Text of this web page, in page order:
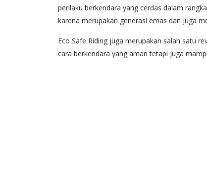
perilaku berkendara yang cerdas dalam
karena merupakan generasi emas dan juga
Eco Safe Riding juga merupakan salah satu
cara berkendara yang aman tetapi juga